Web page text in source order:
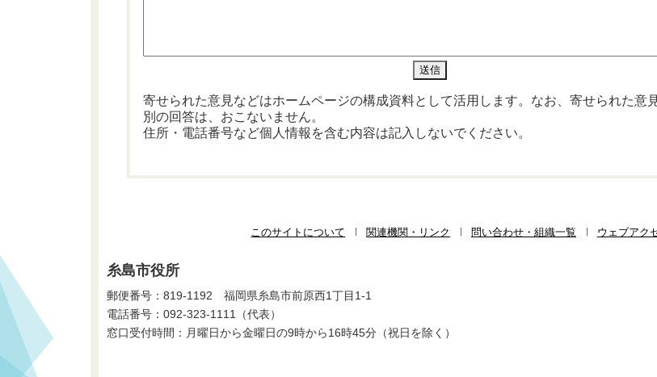
寄せられた意見などはホームページの構成資料として活用します。なお、寄せられた意
別の回答は、おこないません。
住所・電話番号など個人情報を含む内容は記入しないでください。
このサイトについて 関連機関・リンク 問い合わせ・組織一覧 ウェブアク
糸島市役所
郵便番号：819-1192 福岡県糸島市前原西1丁目1-1
電話番号： 092-323-1111
（代表）
窓口受付時間：月曜日から金曜日の9時から16時45分（祝日を除く）